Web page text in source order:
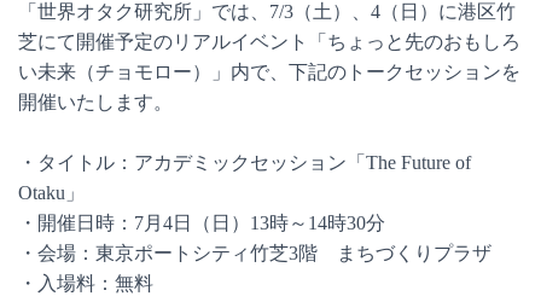
「世界オタク研究所」では、7/3（土）、4（日）に港区竹
芝にて開催予定のリアルイベント「ちょっと先のおもしろ
い未来（チョモロー）」内で、下記のトークセッションを
開催いたします。
・タイトル：アカデミックセッション「The Future of
Otaku」
・開催日時：7月4日（日）13時～14時30分
・会場：東京ポートシティ竹芝3階 まちづくりプラザ
・入場料：無料